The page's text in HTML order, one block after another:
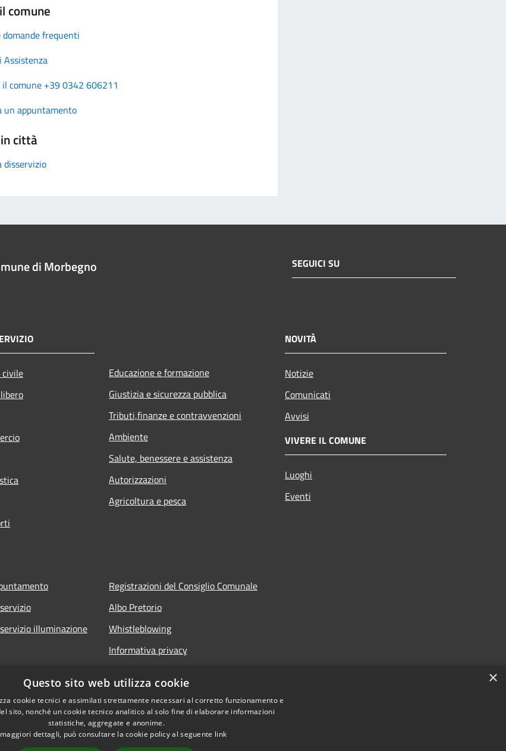
comune
domande frequenti
Assistenza
il comune +39 0342 606211
un appuntamento
città
disservizio
di Morbegno SEGUICI SU
civile
Educazione e formazione
Giustizia e sicurezza pubblica
Tributi,finanze e contravvenzioni
Ambiente
Salute, benessere e assistenza
Autorizzazioni
Agricoltura e pesca
NOVITÀ
Notizie
Comunicati
Avvisi
VIVERE IL COMUNE
Luoghi
Eventi
illuminazione
Registrazioni del Consiglio Comunale
Albo Pretorio
Whistleblowing
Informativa privacy
×
Questo sito web utilizza cookie
cookie tecnici e assimilati strettamente necessari al corretto funzionamento e
sito, nonché un cookie tecnico analitico al solo fine di elaborare informazioni
statistiche, aggregate e anonime.
dettagli, può consultare la cookie policy al seguente link